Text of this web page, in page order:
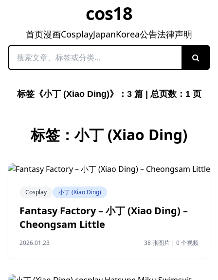
cos18
首页漫画CosplayJapanKorea公告法律声明
搜索
标签《小丁 (Xiao Ding)》：3 篇 | 总页数：1 页
标签：小丁 (Xiao Ding)
Cosplay 小丁 (Xiao Ding)
Fantasy Factory – 小丁 (Xiao Ding) –
Cheongsam Little
2026.01.23 38 张图片 | 0 个视频